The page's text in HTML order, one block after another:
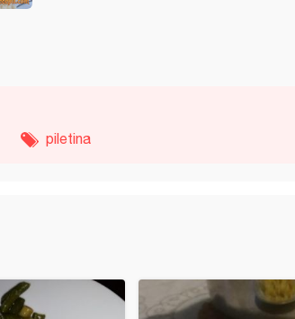
piletina